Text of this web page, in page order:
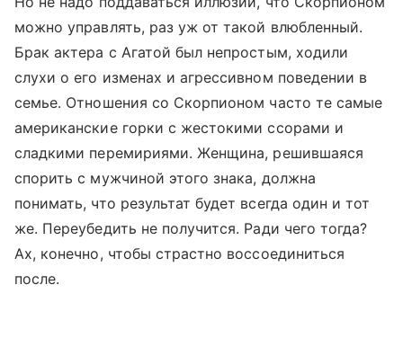
можно управлять, раз уж от такой влюбленный.
Брак актера с Агатой был непростым, ходили
слухи о его изменах и агрессивном поведении в
семье. Отношения со Скорпионом часто те самые
американские горки с жестокими ссорами и
сладкими перемириями. Женщина, решившаяся
спорить с мужчиной этого знака, должна
понимать, что результат будет всегда один и тот
же. Переубедить не получится. Ради чего тогда?
Ах, конечно, чтобы страстно воссоединиться
после.